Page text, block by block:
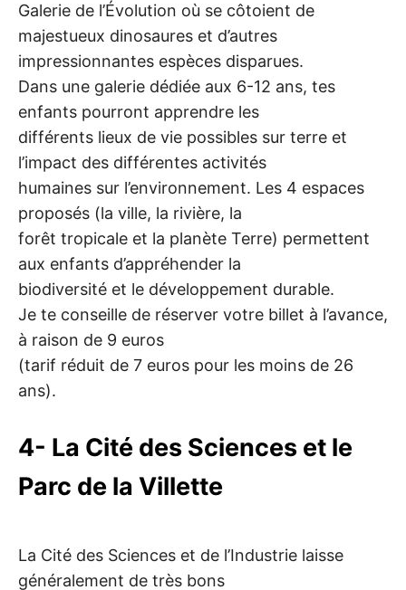
Galerie de l’Évolution où se côtoient de
majestueux dinosaures et d’autres
impressionnantes espèces disparues.
Dans une galerie dédiée aux 6-12 ans, tes
enfants pourront apprendre les
différents lieux de vie possibles sur terre et
l’impact des différentes activités
humaines sur l’environnement. Les 4 espaces
proposés (la ville, la rivière, la
forêt tropicale et la planète Terre) permettent
aux enfants d’appréhender la
biodiversité et le développement durable.
Je te conseille de réserver votre billet à l’avance,
à raison de 9 euros
(tarif réduit de 7 euros pour les moins de 26
ans).
4- La Cité des Sciences et le
Parc de la Villette
La Cité des Sciences et de l’Industrie laisse
généralement de très bons